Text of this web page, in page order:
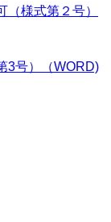
様式第２号）
3号）（WORD)